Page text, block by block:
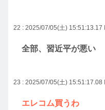
22 : 2025/07/05(土) 15:51:13.17
全部、習近平が悪い
23 : 2025/07/05(土) 15:51:17.08
エレコム買うわ